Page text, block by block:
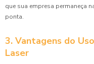
que sua empresa permaneça
ponta.
3. Vantagens do
Laser